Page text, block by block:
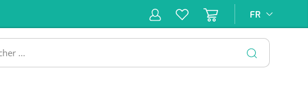
FR